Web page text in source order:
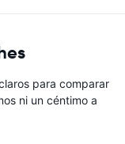
para comparar
ni un céntimo a